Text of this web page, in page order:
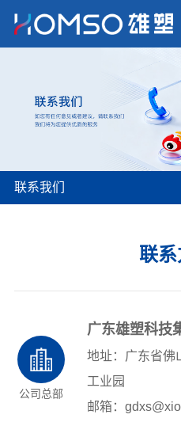
关于雄塑
品牌服务
经典案例
联系我们
联系我们
联
公司总部
广东雄塑科技
地址：广东省佛
工业园
邮箱：